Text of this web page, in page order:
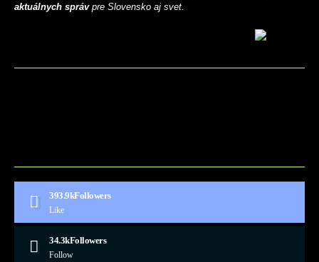
aktuálnych správpre Slovensko aj svet.
393.9kFollowers
Like
34.3kFollowers
Follow